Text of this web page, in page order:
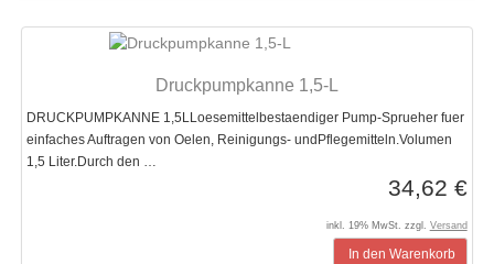
Druckpumpkanne 1,5-L
DRUCKPUMPKANNE 1,5LLoesemittelbestaendiger Pump-Sprueher fuer
einfaches Auftragen von Oelen, Reinigungs- undPflegemitteln.Volumen
1,5 Liter.Durch den …
34,62 €
inkl. 19% MwSt. zzgl. Versand
In den Warenkorb